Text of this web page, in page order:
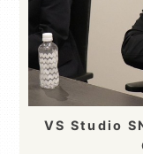
VS Studio